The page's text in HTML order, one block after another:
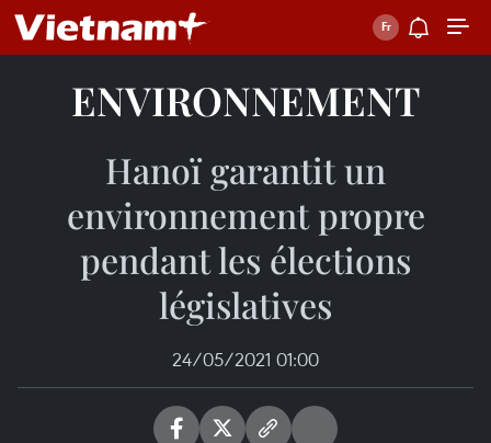
ENVIRONNEMENT
Hanoï garantit un
environnement propre
pendant les élections
législatives
24/05/2021 01:00